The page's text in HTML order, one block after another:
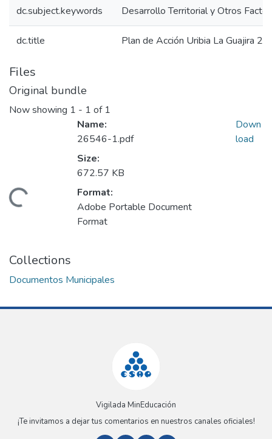
dc.subject.keywords Desarrollo Territorial y Otros
dc.title Plan de Acción Uribia La Guajira
Files
Original bundle
Now showing 1 - 1 of 1
Loading...
Name:
26546-1.pdf
Size:
672.57 KB
Format:
Adobe Portable Document
Format
Down
load
Collections
Documentos Municipales
Vigilada MinEducación
¡Te invitamos a dejar tus comentarios en nuestros canales oficiales!